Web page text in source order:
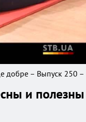
добре – Выпуск 250 –
и полезны